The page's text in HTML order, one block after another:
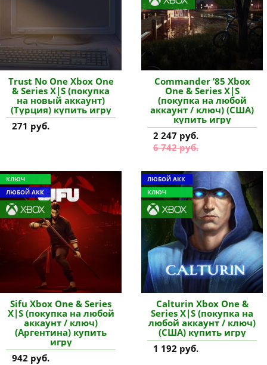
Trust No One Xbox One
& Series X|S (покупка
на новый аккаунт)
(Турция) купить игру
271 руб.
Commander ’85 Xbox
One & Series X|S
(покупка на любой
аккаунт / ключ) (США)
купить игру
2 247 руб.
6 742 руб.
КЛЮЧ
ЛЮБОЙ АКК
Sifu Xbox One & Series
X|S (покупка на любой
аккаунт / ключ)
(Аргентина) купить
игру
942 руб.
ЛЮБОЙ АКК
КЛЮЧ
Calturin Xbox One &
Series X|S (покупка на
любой аккаунт / ключ)
(США) купить игру
1 192 руб.